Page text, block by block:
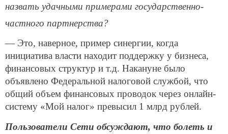
назвать удачными примерами государственно-
частного партнерства?
— Это, наверное, пример синергии, когда
инициатива власти находит поддержку у бизнеса,
финансовых структур и т.д. Накануне было
объявлено Федеральной налоговой службой, что
общий объем финансовых проводок через онлайн-
систему «Мой налог» превысил 1 млрд рублей.
Пользователи Сети обсуждают, что болеть и